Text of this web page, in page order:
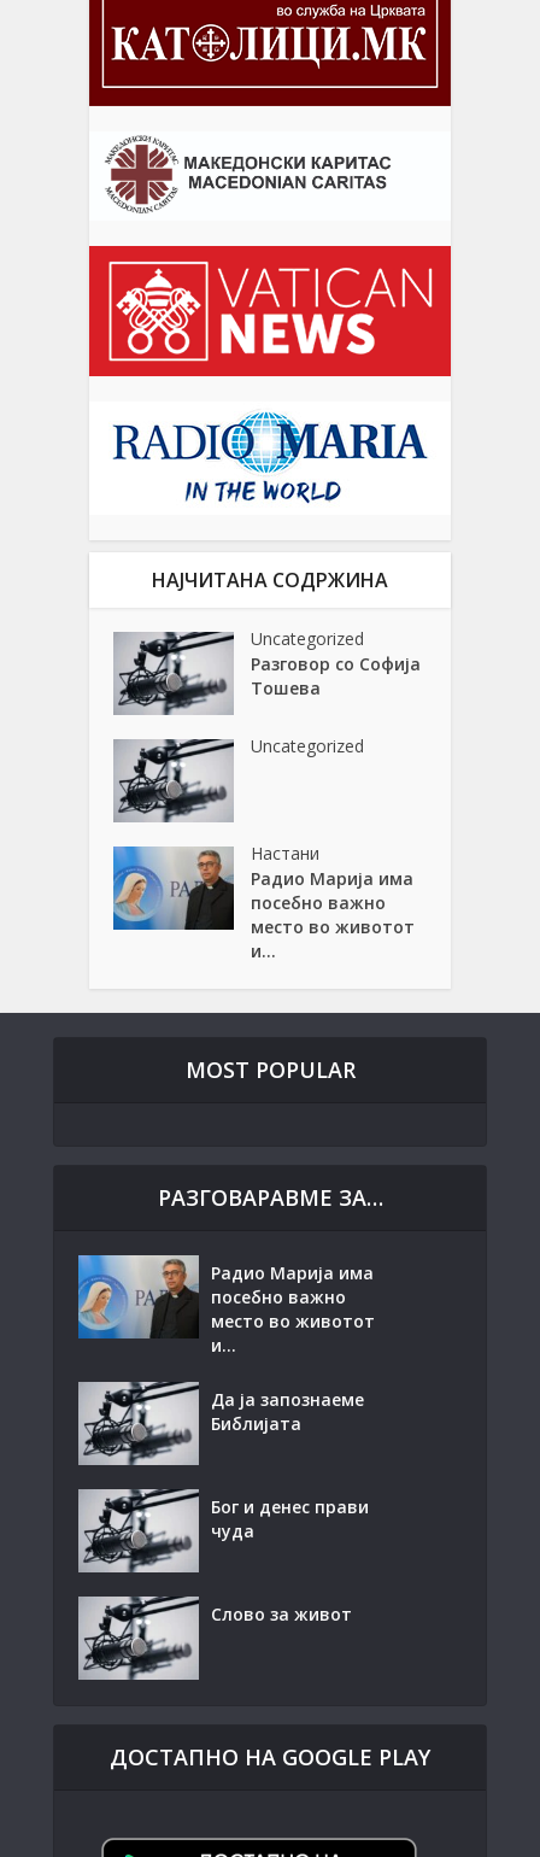
НАЈЧИТАНА СОДРЖИНА
Uncategorized
Разговор со Софија
Тошева
Uncategorized
Настани
Радио Марија има
посебно важно
место во животот
и...
MOST POPULAR
РАЗГОВАРАВМЕ ЗА…
Радио Марија има
посебно важно
место во животот
и...
Да ја запознаеме
Библијата
Бог и денес прави
чуда
Слово за живот
ДОСТАПНО НА GOOGLE PLAY